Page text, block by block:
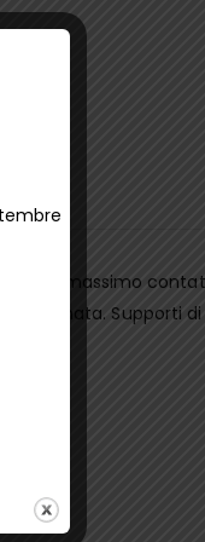
di massimo
Supporti di